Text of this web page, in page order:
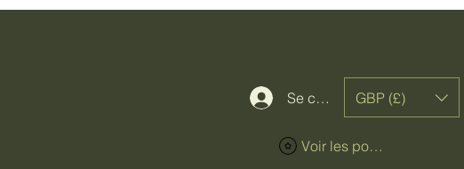
Se connecterGBP (£)
Voir les points